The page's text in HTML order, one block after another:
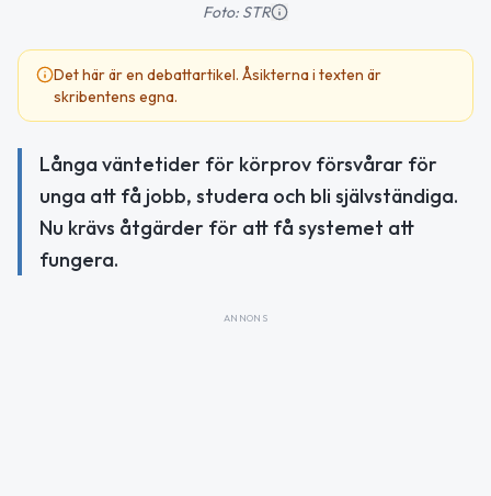
Foto: STR
Det här är en debattartikel. Åsikterna i texten är
skribentens egna.
Långa väntetider för körprov försvårar för
unga att få jobb, studera och bli självständiga.
Nu krävs åtgärder för att få systemet att
fungera.
ANNONS